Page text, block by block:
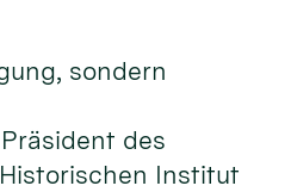
sondern
des
Institut